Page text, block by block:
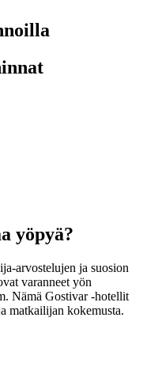
yöpyä?
arvostelujen ja suosion
varanneet yön
Nämä Gostivar -hotellit
matkailijan kokemusta.